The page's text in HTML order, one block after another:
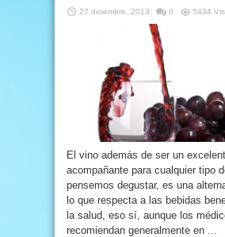
27 diciembre, 2013 0 5434
El vino además de ser un
acompañante para cualquier tipo
pensemos degustar, es una
lo que respecta a las bebidas
la salud, eso sí, aunque los
recomiendan generalmente en ...